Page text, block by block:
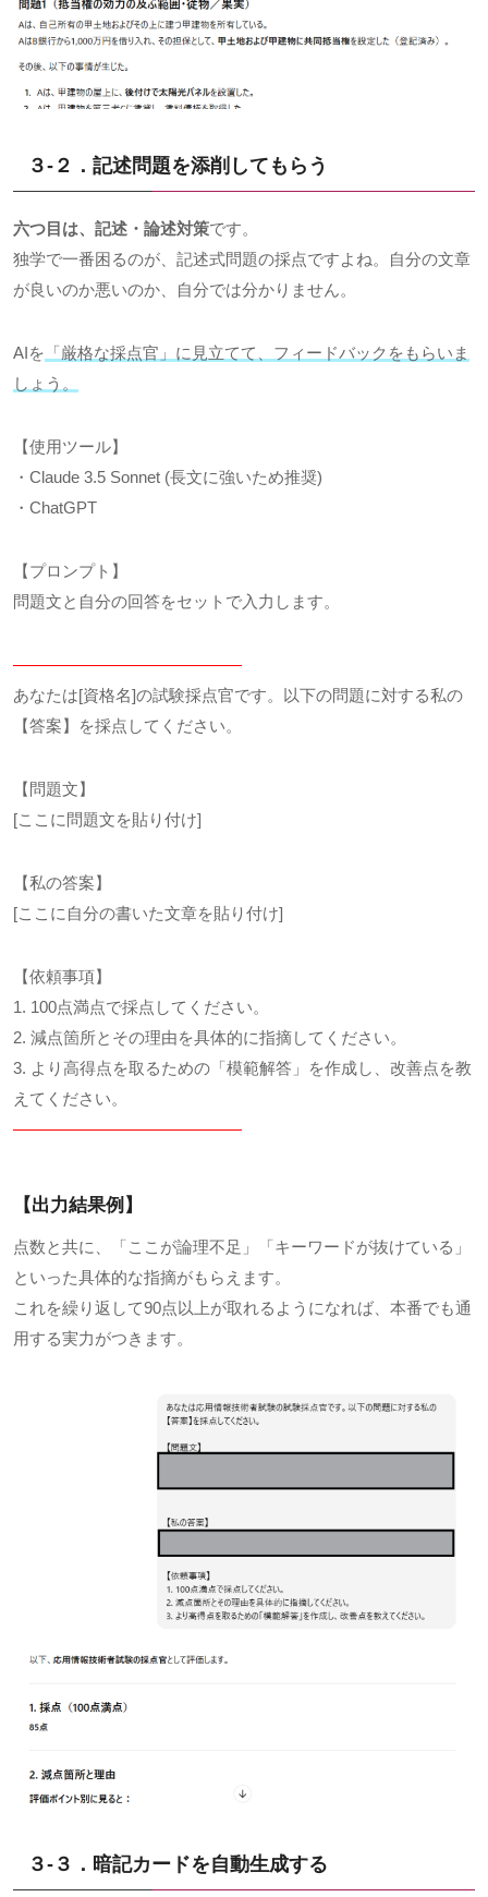
３-２．記述問題を添削してもらう
六つ目は、記述・論述対策です。
独学で一番困るのが、記述式問題の採点ですよね。自分の文章
が良いのか悪いのか、自分では分かりません。
AIを 「厳格な採点官」に見立てて、フィードバックをもらいま
しょう。
【使用ツール】
・Claude 3.5 Sonnet (長文に強いため推奨)
・ChatGPT
【プロンプト】
問題文と自分の回答をセットで入力します。
——————————————
あなたは[資格名]の試験採点官です。以下の問題に対する私の
【答案】を採点してください。
【問題文】
[ここに問題文を貼り付け]
【私の答案】
[ここに自分の書いた文章を貼り付け]
【依頼事項】
1. 100点満点で採点してください。
2. 減点箇所とその理由を具体的に指摘してください。
3. より高得点を取るための「模範解答」を作成し、改善点を教
えてください。
——————————————
【出力結果例】
点数と共に、「ここが論理不足」「キーワードが抜けている」
といった具体的な指摘がもらえます。
これを繰り返して90点以上が取れるようになれば、本番でも通
用する実力がつきます。
３-３．暗記カードを自動生成する